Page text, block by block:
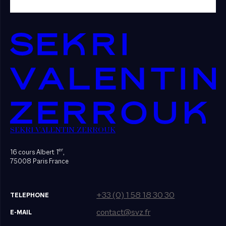
SEKRI VALENTIN ZERROUK
16 cours Albert 1er,
75008 Paris France
TELEPHONE +33 (0) 1 58 18 30 30
E-MAIL contact@svz.fr